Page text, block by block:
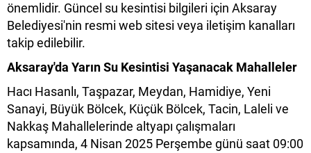
önemlidir. Güncel su kesintisi bilgileri için Aksaray
Belediyesi'nin resmi web sitesi veya iletişim kanalları
takip edilebilir.
Aksaray'da Yarın Su Kesintisi Yaşanacak Mahalleler
Hacı Hasanlı, Taşpazar, Meydan, Hamidiye, Yeni
Sanayi, Büyük Bölcek, Küçük Bölcek, Tacin, Laleli ve
Nakkaş Mahallelerinde altyapı çalışmaları
kapsamında, 4 Nisan 2025 Perşembe günü saat 09:00